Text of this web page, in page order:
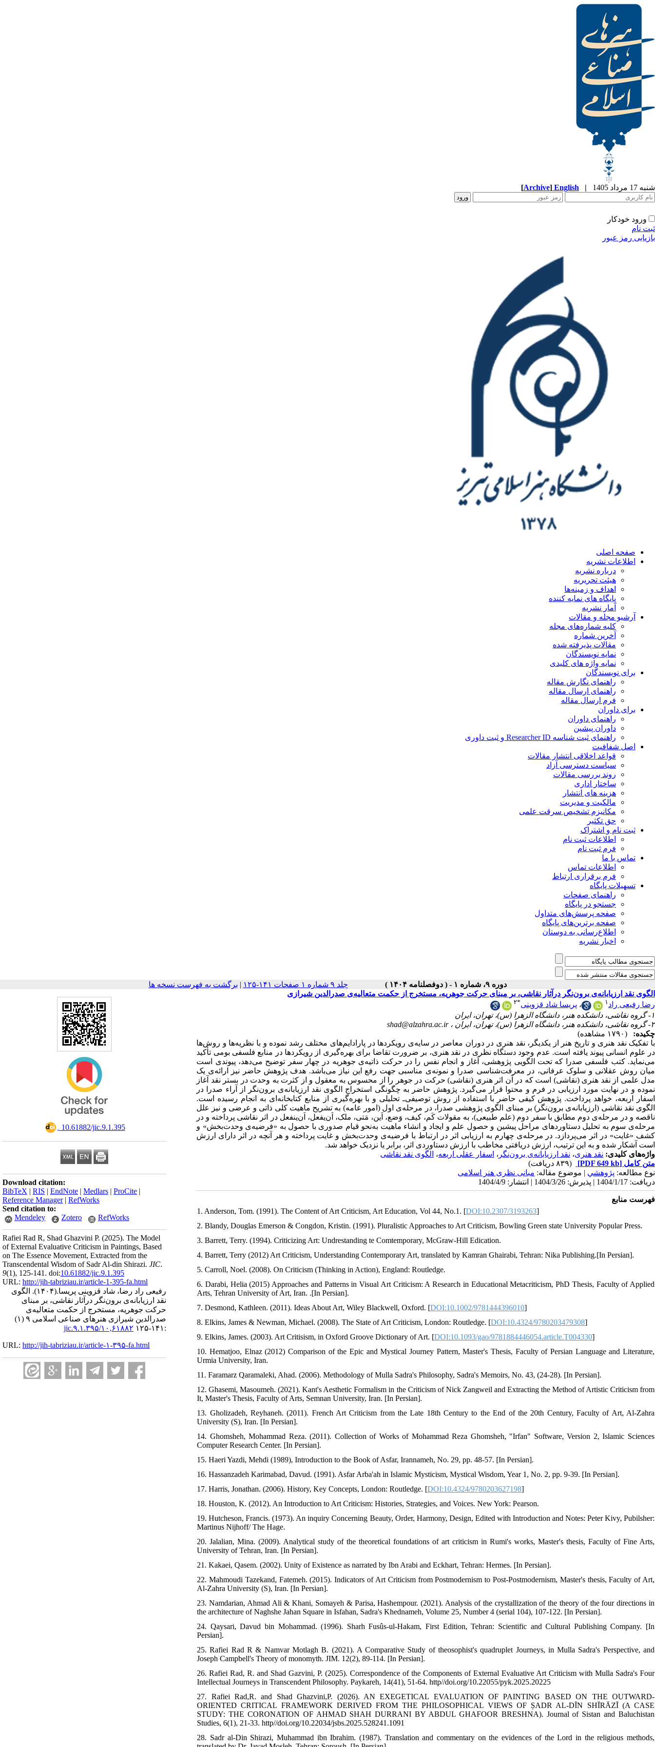
شنبه 17 مرداد 1405 |
English
[Archive]
ورود خودکار
ثبت نام
بازیابی رمز عبور
صفحه اصلی
اطلاعات نشریه
درباره نشریه
هیئت تحریریه
اهداف و زمینه‌ها
پایگاه های نمایه کننده
آمار نشریه
آرشیو مجله و مقالات
کلیه شماره‌های مجله
آخرین شماره
مقالات پذیرفته شده
نمایه نویسندگان
نمایه واژه های کلیدی
برای نویسندگان
راهنمای نگارش مقاله
راهنمای ارسال مقاله
فرم ارسال مقاله
برای داوران
راهنمای داوران
داوران پیشین
راهنمای ثبت شناسه Researcher ID و ثبت داوری
اصل شفافیت
قواعد اخلاقی انتشار مقالات
سیاست دسترسی آزاد
روند بررسی مقالات
ساختار اداری
هزینه های انتشار
مالکیت و مدیریت
ﻣﮑﺎﻧﯿﺰم ﺗﺸﺨﯿﺺ ﺳﺮﻗﺖ ﻋﻠﻤﯽ
حق تکثیر
ثبت نام و اشتراک
اطلاعات ثبت نام
فرم ثبت نام
تماس با ما
اطلاعات تماس
فرم برقراری ارتباط
تسهیلات پایگاه
راهنمای صفحات
جستجو در پایگاه
صفحه پرسش‌های متداول
صفحه برترین‌های پایگاه
اطلاع‌رسانی به دوستان
اخبار نشریه
دوره ۹، شماره ۱ - ( دوفصلنامه ۱۴۰۴ ) جلد ۹ شماره ۱ صفحات ۱۴۱-۱۲۵ | برگشت به فهرست نسخه ها
‎ 10.61882/jic.9.1.395
Download citation:
BibTeX | RIS | EndNote | Medlars | ProCite |
Reference Manager| RefWorks
Send citation to:
Mendeley
Zotero RefWorks
Rafiei Rad R, Shad Ghazvini P. (2025). The Model
of External Evaluative Criticism in Paintings, Based
on The Essence Movement, Extracted from the
Transcendental Wisdom of Sadr Al-din Shirazi. JIC.
9(1), 125-141. doi:10.61882/jic.9.1.395
URL: http://jih-tabriziau.ir/article-1-395-fa.html
رفیعی راد رضا، شاد قزوینی پریسا.(۱۴۰۴).
الگوی
نقد ارزیابانه‌ی برون‌نگر درآثار نقاشی، بر مبنای
حرکت جوهریه، مستخرج از حکمت متعالیه‌ی
صدرالدین شیرازی هنرهای صناعی اسلامی ۹ (۱)
:۱۴۱-۱۲۵
۱۰,۶۱۸۸۲/jic.۹.۱.۳۹۵
URL: http://jih-tabriziau.ir/article-۱-۳۹۵-fa.html
الگوی نقد ارزیابانه‌ی برون‌نگر درآثار نقاشی، بر مبنای حرکت جوهریه، مستخرج از حکمت متعالیه‌ی صدرالدین شیرازی
رضا رفیعی راد ۱ ، پریسا شاد قزوینی*۲
۱- گروه نقاشی، دانشکده‌ هنر، دانشگاه الزهرا (س)، تهران، ایران
۲- گروه نقاشی، دانشکده‌ هنر، دانشگاه الزهرا (س)، تهران، ایران ،
shad@alzahra.ac.ir
چکیده:
(۱۷۹۰ مشاهده)
با تفکیک نقد هنری و تاریخ هنر از یکدیگر، نقد هنری در دوران معاصر در سایه‌ی رویکردها در پارادایم‌های مختلف رشد نموده و با نظریه‌ها و روش‌ها
در علوم انسانی پیوند یافته است. عدم وجود دستگاه نظری در نقد هنری، بر ضرورت تقاضا برای بهره‌گیری از رویکرد‌ها در منابع فلسفی بومی تأکید
می‌نماید. کتب فلسفی صدرا که تحت الگویی پژوهشی، آغاز و انجام نفس را در حرکت ذاتیه‌ی جوهریه در چهار سفر توضیح می‌دهد، پیوندی ‌است
میان روش عقلانی و سلوک عرفانی، در معرفت‌شناسی صدرا و نمونه‌ی مناسبی جهت رفع این نیاز می‌باشد. هدف پژوهش حاضر نیز ارائه‌ی یک
مدل علمی از نقد هنری (نقاشی) است که در آن اثر هنری (نقاشی) حرکت در جوهر را از محسوس به معقول و از کثرت به وحدت در بستر نقد آغاز
نموده و در نهایت مورد ارزیابی در فرم و محتوا قرار می‌گیرد. پژوهش حاضر به چگونگی استخراج الگوی نقد ارزیابانه‌ی برون‌نگر از آراء صدرا در
اسفار اربعه، خواهد پرداخت. پژوهش کیفی حاضر با استفاده از روش توصیفی‌ـ تحلیلی و با بهره‌گیری از منابع کتابخانه‌ای به انجام رسیده است.
الگوی نقد نقاشی (ارزیابانه‌ی برون‌نگر) بر مبنای الگوی پژوهشی صدرا، در مرحله‌ی اول (امور عامه) به تشریح ماهیت کلی ذاتی و عرضی و نیز علل
ناقصه و در مرحله‌ی دوم مطابق با سفر دوم (علم طبیعی)، به مقولات کَم، کیف، وَضع، اَین، مَتی، ملک، اَن‌یفعل، اَن‌ینفعل در اثر نقاشی پرداخته و در
مرحله‌ی سوم به تحلیل دستاورد‌های مراحل پیشین و حصول علم و ایجاد و انشاء ماهیت به‌نحو قیام صدوری با حصول به «فرضیه‌ی وحدت‌بخش» و
کشف «غایت» در اثر می‌پردازد. در مرحله‌ی چهارم به ارزیابی اثر در ارتباط با فرضیه‌ی وحدت‌بخش و غایت پرداخته و هر آنچه در اثر دارای ارزش
است آشکار شده و به این ترتیب، ارزش دریافتی مخاطب با ارزش دستاوردی اثر، برابر یا نزدیک خواهد شد.
واژه‌های کلیدی: نقد هنری، نقد ارزیابانه‌ی برون‌نگر ، اسفار عقلی اربعه، الگوی نقد نقاشی
متن کامل [PDF 649 kb]
(۸۳۹ دریافت)
نوع مطالعه: پژوهشي | موضوع مقاله: مبانی نظری هنر اسلامی
دریافت: 1404/1/17 | پذیرش: 1404/3/26 | انتشار: 1404/4/9
فهرست منابع
1. Anderson, Tom. (1991). The Content of Art Criticism, Art Education, Vol 44, No.1. [DOI:10.2307/3193263]
2. Blandy, Douglas Emerson & Congdon, Kristin. (1991). Pluralistic Approaches to Art Criticism, Bowling Green state University Popular Press.
3. Barrett, Terry. (1994). Criticizing Art: Undrestanding te Comtemporary, McGraw-Hill Edication.
4. Barrett, Terry (2012) Art Criticism, Understanding Contemporary Art, translated by Kamran Ghairabi, Tehran: Nika Publishing.[In Persian].
5. Carroll, Noel. (2008). On Criticism (Thinking in Action), England: Routledge.
6. Darabi, Helia (2015) Approaches and Patterns in Visual Art Criticism: A Research in Educational Metacriticism, PhD Thesis, Faculty of Applied
Arts, Tehran University of Art, Iran. .[In Persian].
7. Desmond, Kathleen. (2011). Ideas About Art, Wiley Blackwell, Oxford. [DOI:10.1002/9781444396010]
8. Elkins, James & Newman, Michael. (2008). The State of Art Criticism, London: Routledge. [DOI:10.4324/9780203479308]
9. Elkins, James. (2003). Art Critisism, in Oxford Groove Dictionary of Art. [DOI:10.1093/gao/9781884446054.article.T004330]
10. Hematjoo, Elnaz (2012) Comparison of the Epic and Mystical Journey Pattern, Master's Thesis, Faculty of Persian Language and Literature,
Urmia University, Iran.
11. Faramarz Qaramaleki, Ahad. (2006). Methodology of Mulla Sadra's Philosophy, Sadra's Memoirs, No. 43, (24-28). [In Persian].
12. Ghasemi, Masoumeh. (2021). Kant's Aesthetic Formalism in the Criticism of Nick Zangweil and Extracting the Method of Artistic Criticism from
It, Master's Thesis, Faculty of Arts, Semnan University, Iran. [In Persian].
13. Gholizadeh, Reyhaneh. (2011). French Art Criticism from the Late 18th Century to the End of the 20th Century, Faculty of Art, Al-Zahra
University (S), Iran. [In Persian].
14. Ghomsheh, Mohammad Reza. (2011). Collection of Works of Mohammad Reza Ghomsheh, "Irfan" Software, Version 2, Islamic Sciences
Computer Research Center. [In Persian].
15. Haeri Yazdi, Mehdi (1989), Introduction to the Book of Asfar, Irannameh, No. 29, pp. 48-57. [In Persian].
16. Hassanzadeh Karimabad, Davud. (1991). Asfar Arba'ah in Islamic Mysticism, Mystical Wisdom, Year 1, No. 2, pp. 9-39. [In Persian].
17. Harris, Jonathan. (2006). History, Key Concepts, London: Routledge. [DOI:10.4324/9780203627198]
18. Houston, K. (2012). An Introduction to Art Criticism: Histories, Strategies, and Voices. New York: Pearson.
19. Hutcheson, Francis. (1973). An inquiry Concerning Beauty, Order, Harmony, Design, Edited with Introduction and Notes: Peter Kivy, Pubilsher:
Martinus Nijhoff/ The Hage.
20. Jalalian, Mina. (2009). Analytical study of the theoretical foundations of art criticism in Rumi's works, Master's thesis, Faculty of Fine Arts,
University of Tehran, Iran. [In Persian].
21. Kakaei, Qasem. (2002). Unity of Existence as narrated by Ibn Arabi and Eckhart, Tehran: Hermes. [In Persian].
22. Mahmoudi Tazekand, Fatemeh. (2015). Indicators of Art Criticism from Postmodernism to Post-Postmodernism, Master's thesis, Faculty of Art,
Al-Zahra University (S), Iran. [In Persian].
23. Namdarian, Ahmad Ali & Khani, Somayeh & Parisa, Hashempour. (2021). Analysis of the crystallization of the theory of the four directions in
the architecture of Naghshe Jahan Square in Isfahan, Sadra's Khednameh, Volume 25, Number 4 (serial 104), 107-122. [In Persian].
24. Qaysari, Davud bin Mohammad. (1996). Sharh Fusûs-ul-Hakam, First Edition, Tehran: Scientific and Cultural Publishing Company. [In
Persian].
25. Rafiei Rad R & Namvar Motlagh B. (2021). A Comparative Study of theosophist's quadruplet Journeys, in Mulla Sadra's Perspective, and
Joseph Campbell's Theory of monomyth. JIM. 12(2), 89-114. [In Persian].
26. Rafiei Rad, R. and Shad Gazvini, P. (2025). Correspondence of the Components of External Evaluative Art Criticism with Mulla Sadra's Four
Intellectual Journeys in Transcendent Philosophy. Paykareh, 14(41), 51-64. http//doi.org/10.22055/pyk.2025.20225
27. Rafiei Rad,R. and Shad Ghazvini,P. (2026). AN EXEGETICAL EVALUATION OF PAINTING BASED ON THE OUTWARD-
ORIENTED CRITICAL FRAMEWORK DERIVED FROM THE PHILOSOPHICAL VIEWS OF ṢADR AL-DĪN SHĪRĀZĪ (A CASE
STUDY: THE CORONATION OF AHMAD SHAH DURRANI BY ABDUL GHAFOOR BRESHNA). Journal of Sistan and Baluchistan
Studies, 6(1), 21-33. http//doi.org/10.22034/jsbs.2025.528241.1091
28. Sadr al-Din Shirazi, Muhammad ibn Ibrahim. (1987). Translation and commentary on the evidences of the Lord in the religious methods,